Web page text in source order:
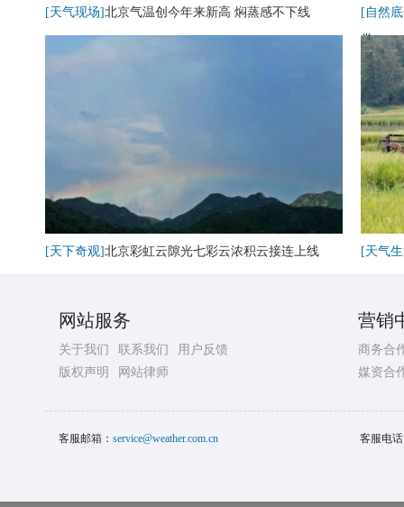
[天气现场]北京气温创今年来新高 焖蒸感不下线
[自然
卷
[天下奇观]北京彩虹云隙光七彩云浓积云接连上线 [天气
网站服务
关于我们 联系我们
用户反馈
版权声明
网站律师
营销
商务合
媒资合
客服邮箱： service@weather.com.cn 客服电